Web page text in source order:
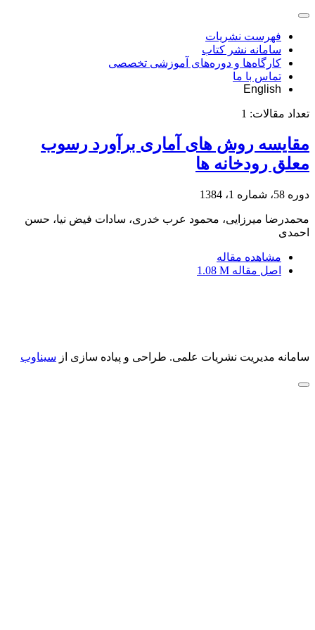
فهرست نشریات
سامانه نشر کتاب
کارگاه‌ها و دوره‌های آموزشی تخصصی
تماس با ما
English
تعداد مقالات: 1
مقایسه روش های آماری برآورد رسوب
معلق رودخانه ها
دوره 58، شماره 1، 1384
محمدرضا میرزایی، محمود عرب خدری، سادات فیض نیا، حسن
احمدی
مشاهده مقاله
اصل مقاله 1.08 M
سامانه مدیریت نشریات علمی. طراحی و پیاده سازی از سیناوب